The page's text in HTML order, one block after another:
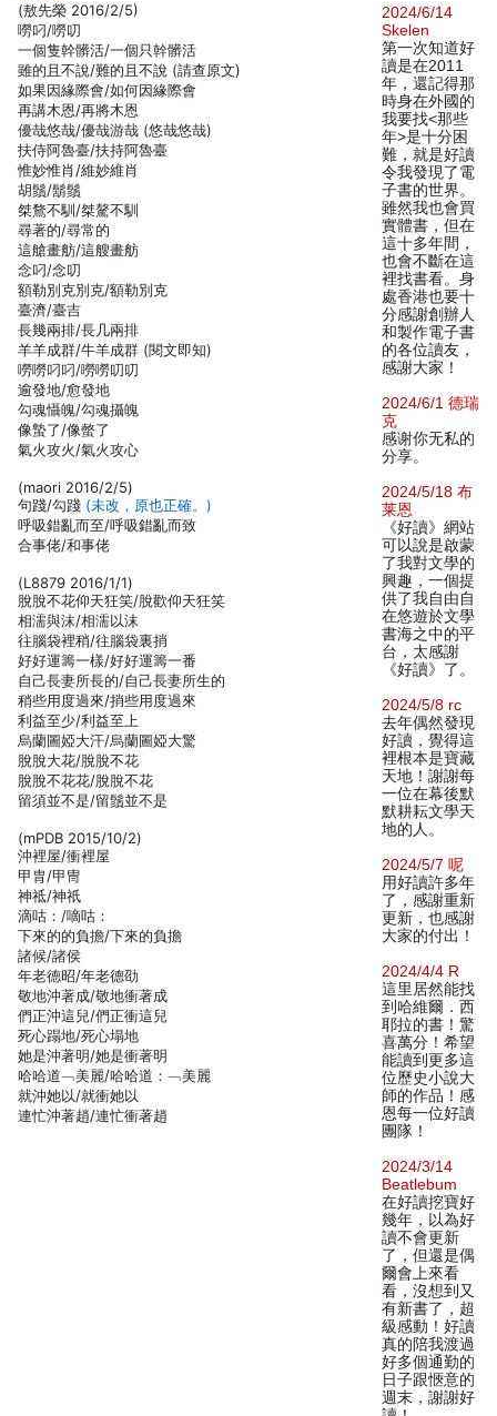
(敖先榮 2016/2/5)
嘮叼/嘮叨
一個隻幹髒活/一個只幹髒活
雖的且不說/難的且不說 (請查原文)
如果因緣際會/如何因緣際會
再講木恩/再將木恩
優哉悠哉/優哉游哉 (悠哉悠哉)
扶侍阿魯臺/扶持阿魯臺
惟妙惟肖/維妙維肖
胡鬚/鬍鬚
桀鶩不馴/桀驁不馴
尋著的/尋常的
這艙畫舫/這艘畫舫
念叼/念叨
額勒別克別克/額勒別克
臺濟/臺吉
長幾兩排/長几兩排
羊羊成群/牛羊成群 (閱文即知)
嘮嘮叼叼/嘮嘮叨叨
逾發地/愈發地
勾魂懾魄/勾魂攝魄
像蟄了/像螫了
氣火攻火/氣火攻心
(maori 2016/2/5)
句踐/勾踐 (未改，原也正確。)
呼吸錯亂而至/呼吸錯亂而致
合事佬/和事佬
(L8879 2016/1/1)
脫脫不花仰天狂笑/脫歡仰天狂笑
相濡與沫/相濡以沫
往腦袋裡稍/往腦袋裏捎
好好運籌一樣/好好運籌一番
自己長妻所長的/自己長妻所生的
稍些用度過來/捎些用度過來
利益至少/利益至上
烏蘭圖婭大汗/烏蘭圖婭大驚
脫脫大花/脫脫不花
脫脫不花花/脫脫不花
留須並不是/留鬚並不是
(mPDB 2015/10/2)
沖裡屋/衝裡屋
甲胄/甲冑
神祗/神祇
滴咕：/嘀咕：
下來的的負擔/下來的負擔
諸候/諸侯
年老德昭/年老德劭
敬地沖著成/敬地衝著成
們正沖這兒/們正衝這兒
死心蹋地/死心塌地
她是沖著明/她是衝著明
哈哈道﹁美麗/哈哈道：﹁美麗
就沖她以/就衝她以
連忙沖著趙/連忙衝著趙
2024/6/14
Skelen
第一次知道好
讀是在2011
年，還記得那
時身在外國的
我要找<那些
年>是十分困
難，就是好讀
令我發現了電
子書的世界。
雖然我也會買
實體書，但在
這十多年間，
也會不斷在這
裡找書看。身
處香港也要十
分感謝創辦人
和製作電子書
的各位讀友，
感謝大家！
2024/6/1 德瑞
克
感谢你无私的
分享。
2024/5/18 布
莱恩
《好讀》網站
可以說是啟蒙
了我對文學的
興趣，一個提
供了我自由自
在悠遊於文學
書海之中的平
台，太感謝
《好讀》了。
2024/5/8 rc
去年偶然發現
好讀，覺得這
裡根本是寶藏
天地！謝謝每
一位在幕後默
默耕耘文學天
地的人。
2024/5/7 呢
用好讀許多年
了，感謝重新
更新，也感謝
大家的付出！
2024/4/4 R
這里居然能找
到哈維爾．西
耶拉的書！驚
喜萬分！希望
能讀到更多這
位歷史小說大
師的作品！感
恩每一位好讀
團隊！
2024/3/14
Beatlebum
在好讀挖寶好
幾年，以為好
讀不會更新
了，但還是偶
爾會上來看
看，沒想到又
有新書了，超
級感動！好讀
真的陪我渡過
好多個通勤的
日子跟愜意的
週末，謝謝好